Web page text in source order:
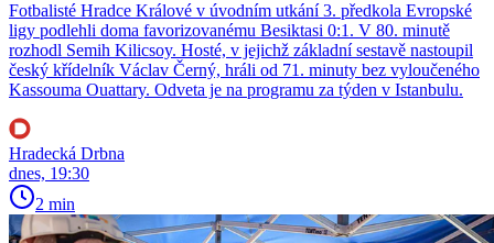
Fotbalisté Hradce Králové v úvodním utkání 3. předkola Evropské
ligy podlehli doma favorizovanému Besiktasi 0:1. V 80. minutě
rozhodl Semih Kilicsoy. Hosté, v jejichž základní sestavě nastoupil
český křídelník Václav Černý, hráli od 71. minuty bez vyloučeného
Kassouma Ouattary. Odveta je na programu za týden v Istanbulu.
Hradecká Drbna
dnes, 19:30
2 min